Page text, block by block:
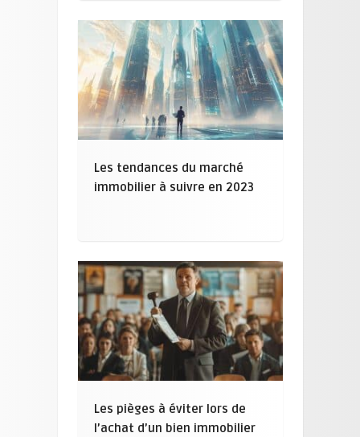
Les tendances du marché
immobilier à suivre en 2023
Les pièges à éviter lors de
l’achat d’un bien immobilier